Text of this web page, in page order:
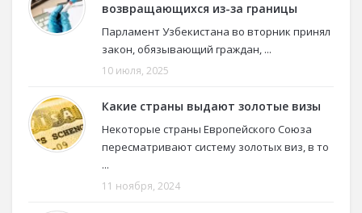
возвращающихся из-за границы
Парламент Узбекистана во вторник принял
закон, обязывающий граждан, ...
10 июля, 2025
Какие страны выдают золотые визы
Некоторые страны Европейского Союза
пересматривают систему золотых виз, в то
...
11 ноября, 2024